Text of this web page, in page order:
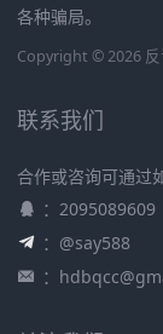
各种骗局。
Copyright © 2026
联系我们
合作或咨询可通过
：2095089609
：@say588
：